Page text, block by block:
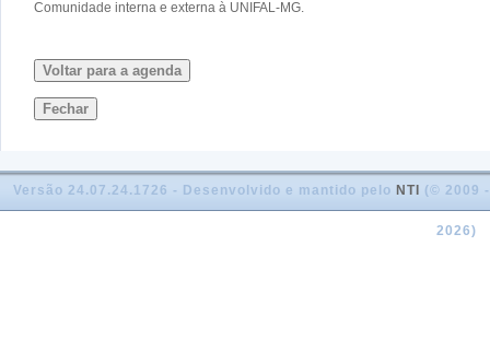
Comunidade interna e externa à UNIFAL-MG.
Voltar para a agenda
Fechar
Versão 24.07.24.1726 - Desenvolvido e mantido pelo NTI (© 2009 -
2026)